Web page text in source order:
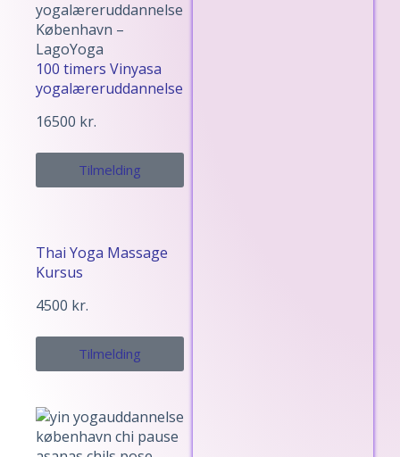
100 timers Vinyasa
yogalæreruddannelse
16500 kr.
Tilmelding
Thai Yoga Massage
Kursus
4500 kr.
Tilmelding